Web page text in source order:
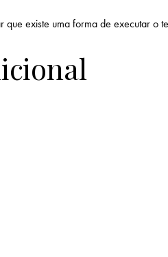
existe uma forma de executar o